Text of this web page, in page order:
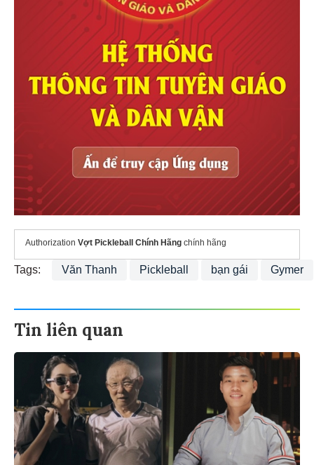
Authorization Vợt Pickleball Chính Hãng chính hãng
Tags: Văn Thanh Pickleball bạn gái Gymer
Tin liên quan